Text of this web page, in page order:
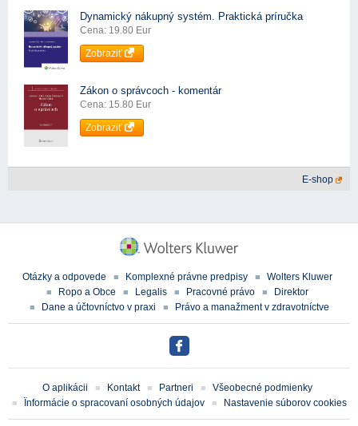
Dynamický nákupný systém. Praktická príručka
Cena: 19.80 Eur
Zobraziť
Zákon o správcoch - komentár
Cena: 15.80 Eur
Zobraziť
E-shop
Otázky a odpovede Komplexné právne predpisy
Wolters Kluwer
Ropo a Obce
Legalis Pracovné právo
Direktor
Dane a účtovníctvo v praxi
Právo a manažment v zdravotníctve
O aplikácii Kontakt Partneri
Všeobecné podmienky
Ïnformácie o spracovaní osobných údajov
Nastavenie súborov cookies